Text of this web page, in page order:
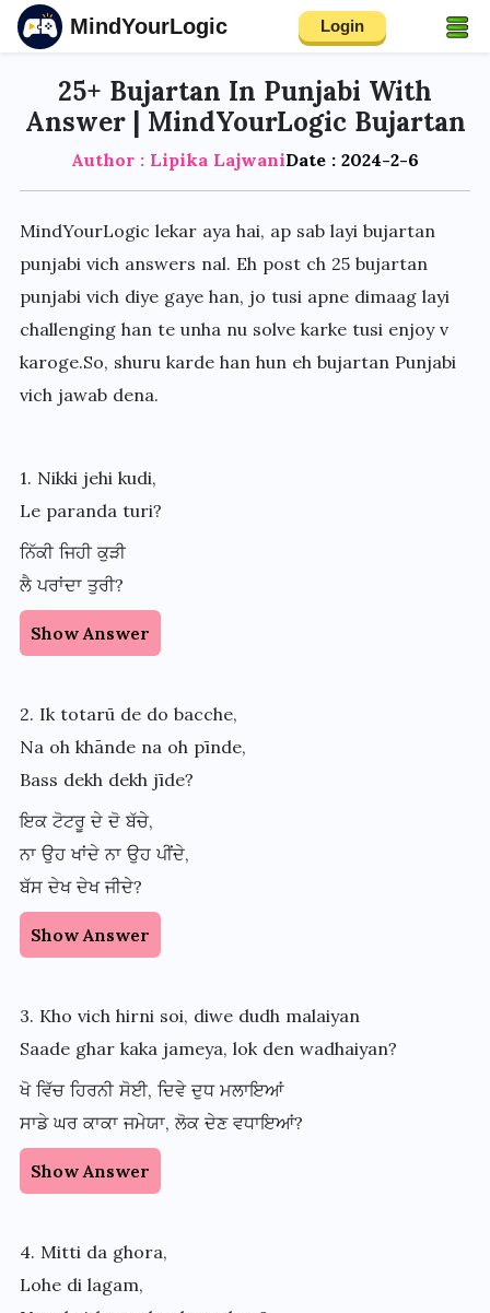
MindYourLogic Login
25+ Bujartan In Punjabi With
Answer | MindYourLogic Bujartan
Author : Lipika LajwaniDate : 2024-2-6
MindYourLogic lekar aya hai, ap sab layi bujartan
punjabi vich answers nal. Eh post ch 25 bujartan
punjabi vich diye gaye han, jo tusi apne dimaag layi
challenging han te unha nu solve karke tusi enjoy v
karoge.So, shuru karde han hun eh bujartan Punjabi
vich jawab dena.
1. Nikki jehi kudi,
Le paranda turi?
ਨਿੱਕੀ ਜਿਹੀ ਕੁੜੀ
ਲੈ ਪਰਾਂਦਾ ਤੁਰੀ?
Show Answer
2. Ik totarū de do bacche,
Na oh khānde na oh pīnde,
Bass dekh dekh jīde?
ਇਕ ਟੋਟਰੂ ਦੇ ਦੋ ਬੱਚੇ,
ਨਾ ਉਹ ਖਾਂਦੇ ਨਾ ਉਹ ਪੀਂਦੇ,
ਬੱਸ ਦੇਖ ਦੇਖ ਜੀਦੇ?
Show Answer
3. Kho vich hirni soi, diwe dudh malaiyan
Saade ghar kaka jameya, lok den wadhaiyan?
ਖੋ ਵਿੱਚ ਹਿਰਨੀ ਸੋਈ, ਦਿਵੇ ਦੁਧ ਮਲਾਇਆਂ
ਸਾਡੇ ਘਰ ਕਾਕਾ ਜਮੇਯਾ, ਲੋਕ ਦੇਣ ਵਧਾਇਆਂ?
Show Answer
4. Mitti da ghora,
Lohe di lagam,